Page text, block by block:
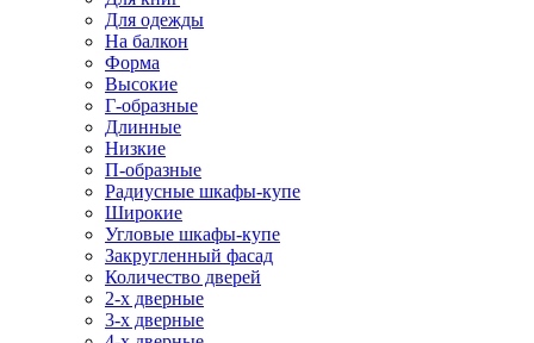
Для одежды
На балкон
Форма
Высокие
Г-образные
Длинные
Низкие
П-образные
Радиусные шкафы-купе
Широкие
Угловые шкафы-купе
Закругленный фасад
Количество дверей
2-х дверные
3-х дверные